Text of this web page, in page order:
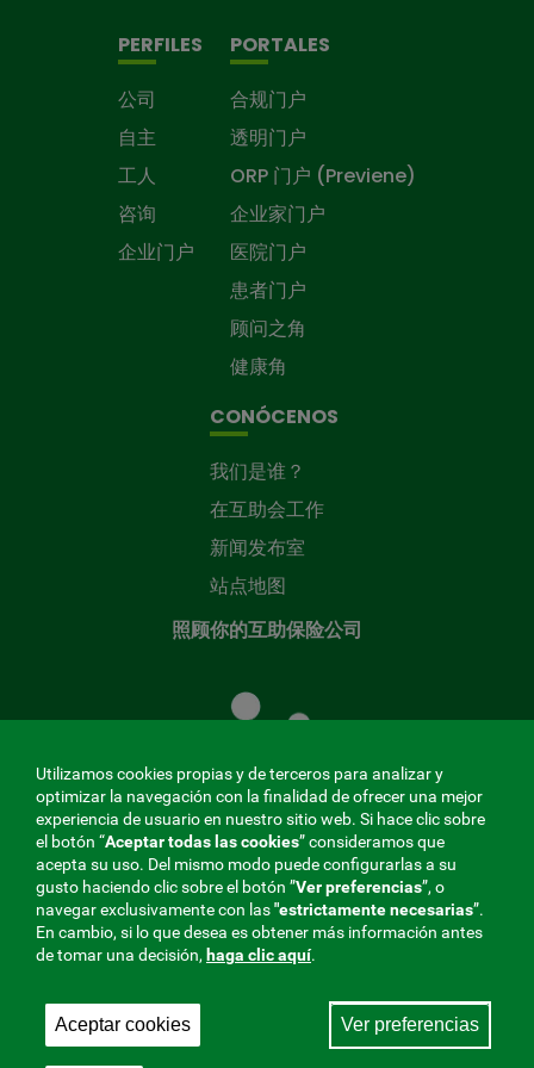
PERFILES
公司
自主
工人
咨询
企业门户
PORTALES
合规门户
透明门户
ORP 门户 (Previene)
企业家门户
医院门户
患者门户
顾问之角
健康角
CONÓCENOS
我们是谁？
在互助会工作
新闻发布室
站点地图
照顾你的互助保险公司
共
同
基
金
MENÚ
REDES
SOCIALES
V20
与社会保障的相互合作者，275 Fraternidad-Muprespa
Utilizamos cookies propias y de terceros para analizar y
optimizar la navegación con la finalidad de ofrecer una mejor
experiencia de usuario en nuestro sitio web. Si hace clic sobre
el botón “Aceptar todas las cookies” consideramos que
acepta su uso. Del mismo modo puede configurarlas a su
gusto haciendo clic sobre el botón ”Ver preferencias”, o
navegar exclusivamente con las"estrictamentenecesarias”.
En cambio, si lo que desea es obtener más información antes
de tomar una decisión, haga clic aquí.
Aceptar cookies Ver preferencias